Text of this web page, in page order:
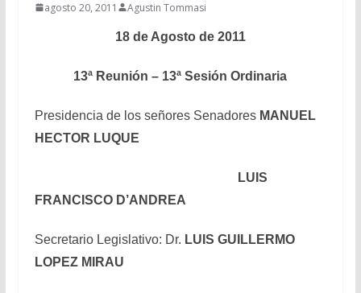
agosto 20, 2011 Agustin Tommasi
18 de Agosto de 2011
13ª Reunión – 13ª Sesión Ordinaria
Presidencia de los señores Senadores MANUEL
HECTOR LUQUE
LUIS
FRANCISCO D’ANDREA
Secretario Legislativo: Dr. LUIS GUILLERMO
LOPEZ MIRAU